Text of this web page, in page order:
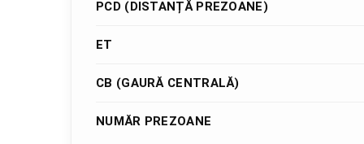
PCD (DISTANȚĂ PREZOANE)
ET
CB (GAURĂ CENTRALĂ)
NUMĂR PREZOANE